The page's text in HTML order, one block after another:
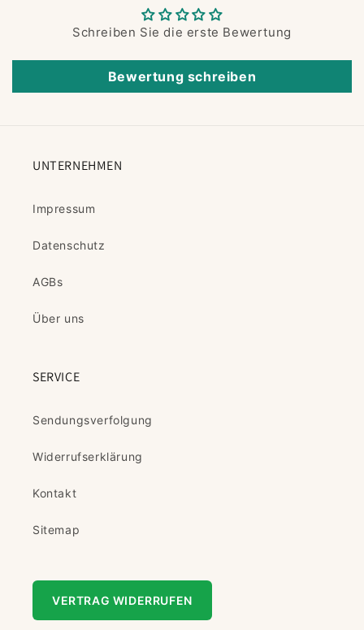
Schreiben Sie die erste Bewertung
Bewertung schreiben
UNTERNEHMEN
Impressum
Datenschutz
AGBs
Über uns
SERVICE
Sendungsverfolgung
Widerrufserklärung
Kontakt
Sitemap
VERTRAG WIDERRUFEN